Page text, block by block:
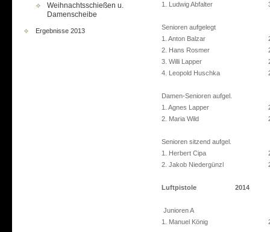
Weihnachtsschießen u.
Damenscheibe
Ergebnisse 2013
1. Ludwig Abfalter
Senioren aufgelegt
1. Anton Balzar
2. Hans Rosmer
3. Willi Lapper
4. Leopold Huschka
Damen-Senioren aufgel.
1. Agnes Lapper
2. Maria Wild
Senioren sitzend aufgel.
1. Herbert Cipa
2. Jakob Niedergünzl
Luftpistole 2014
Junioren A
1. Manuel König